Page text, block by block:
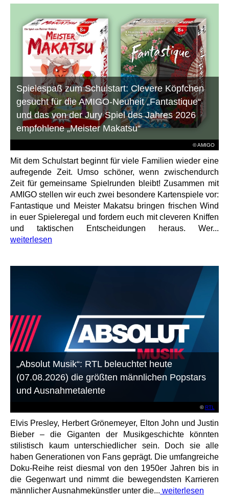
© AMIGO
Spielespaß zum Schulstart: Clevere Köpfchen
gesucht für die AMIGO-Neuheit „Fantastique“
und das von der Jury Spiel des Jahres 2026
empfohlene „Meister Makatsu“
Mit dem Schulstart beginnt für viele Familien wieder eine
aufregende Zeit. Umso schöner, wenn zwischendurch
Zeit für gemeinsame Spielrunden bleibt! Zusammen mit
AMIGO stellen wir euch zwei besondere Kartenspiele vor:
Fantastique und Meister Makatsu bringen frischen Wind
in euer Spieleregal und fordern euch mit cleveren Kniffen
und taktischen Entscheidungen heraus. Wer...
weiterlesen
©RTL
„Absolut Musik“: RTL beleuchtet heute
(07.08.2026) die größten männlichen Popstars
und Ausnahmetalente
Elvis Presley, Herbert Grönemeyer, Elton John und Justin
Bieber – die Giganten der Musikgeschichte könnten
stilistisch kaum unterschiedlicher sein. Doch sie alle
haben Generationen von Fans geprägt. Die umfangreiche
Doku-Reihe reist diesmal von den 1950er Jahren bis in
die Gegenwart und nimmt die bewegendsten Karrieren
männlicher Ausnahmekünstler unter die... weiterlesen